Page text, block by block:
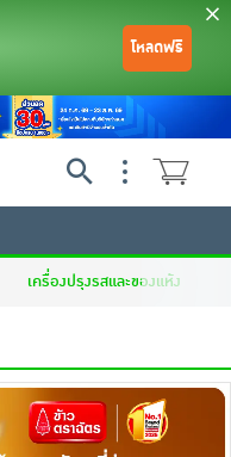
โหลดฟรี
เครื่องปรุงรสและของแห้ง